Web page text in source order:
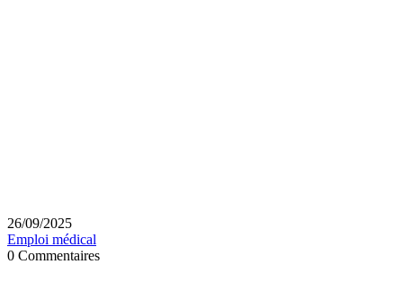
26/09/2025
Emploi médical
0 Commentaires